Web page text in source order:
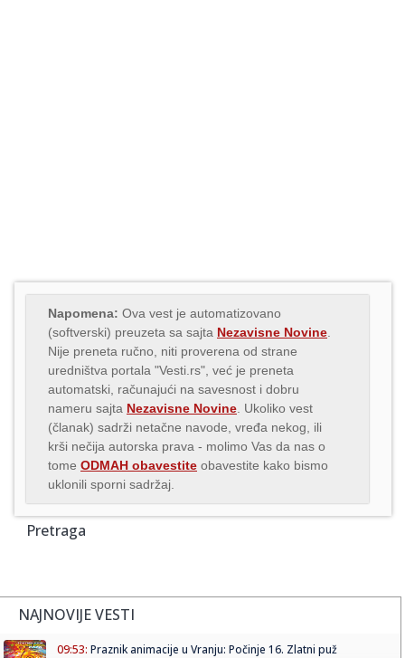
Napomena: Ova vest je automatizovano
(softverski) preuzeta sa sajta Nezavisne Novine
Nije preneta ručno, niti proverena od strane
uredništva portala "Vesti.rs", već je preneta
automatski, računajući na savesnost i dobru
nameru sajta Nezavisne Novine . Ukoliko vest
(članak) sadrži netačne navode, vređa nekog, ili
krši nečija autorska prava - molimo Vas da nas o
tome ODMAH obavestite obavestite kako bismo
uklonili sporni sadržaj.
Pretraga
NAJNOVIJE VESTI
09:53: Praznik animacije u Vranju: Počinje 16. Zlatni puž